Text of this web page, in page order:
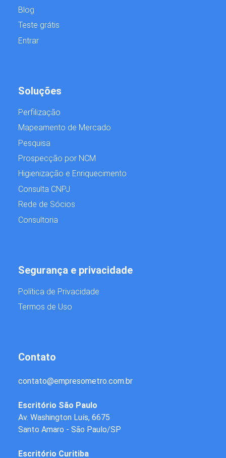
Blog
Teste grátis
Entrar
Soluções
Perfilização
Mapeamento de Mercado
Pesquisa
Prospecção por NCM
Higienização e Enriquecimento
Consulta CNPJ
Rede de Sócios
Consultoria
Contato
contato@empresometro.com.br
Escritório São Paulo
Av. Washington Luís, 6675
Santo Amaro - São Paulo/SP
Escritório Curitiba
Segurança e privacidade
Política de Privacidade
Termos de Uso